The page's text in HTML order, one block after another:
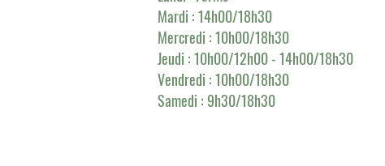
Mardi : 14h00/18h30
Mercredi :10h00/18h30
Jeudi : 10h00/12h00 - 14h00/18h30
Vendredi : 10h00/18h30
Samedi : 9h30/18h30